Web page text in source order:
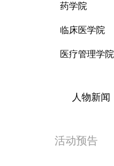
药学院
临床医学院
医疗管理学院
人物新闻
活动预告